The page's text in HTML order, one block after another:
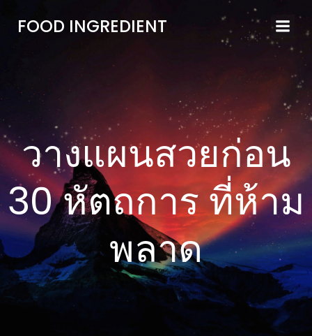
FOOD INGREDIENT
วางแผนสวยก่อน
30 หัตถการ ที่ห้าม
พลาด